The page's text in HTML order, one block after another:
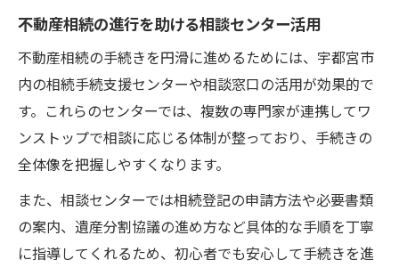
不動産相続の進行を助ける相談センター活用
不動産相続の手続きを円滑に進めるためには、宇都宮市
内の相続手続支援センターや相談窓口の活用が効果的で
す。これらのセンターでは、複数の専門家が連携してワ
ンストップで相談に応じる体制が整っており、手続きの
全体像を把握しやすくなります。
また、相談センターでは相続登記の申請方法や必要書類
の案内、遺産分割協議の進め方など具体的な手順を丁寧
に指導してくれるため、初心者でも安心して手続きを進